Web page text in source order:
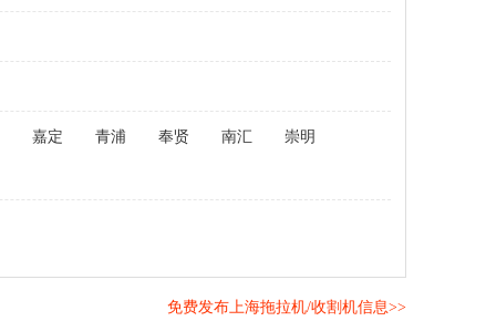
嘉定 青浦 奉贤 南汇 崇明
免费发布上海拖拉机/收割机信息>>